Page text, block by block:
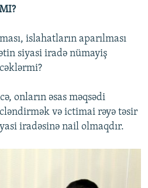
islahatların aparılması
siyasi iradə nümayiş
onların əsas məqsədi
və ictimai rəyə təsir
iradəsinə nail olmaqdır.